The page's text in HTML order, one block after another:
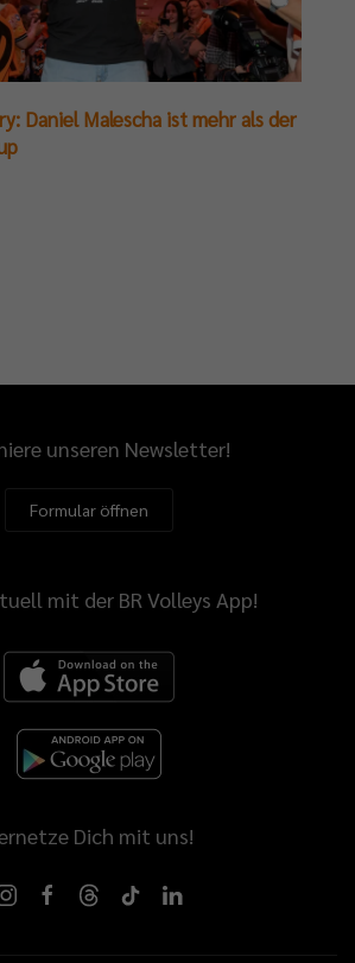
Daniel Malescha ist mehr als der
unseren Newsletter!
Formular öffnen
mit der BR Volleys App!
Dich mit uns!